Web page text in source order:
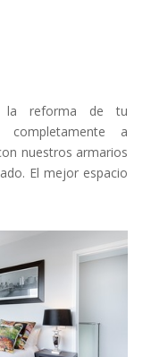
la reforma de tu
completamente a
nuestros armarios
El mejor espacio